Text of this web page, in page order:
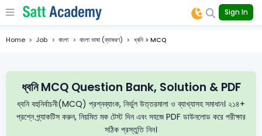
Sign In
Home Job বাংলা বাংলা ভাষা (ব্যাকরণ) ধ্বনি > MCQ
ধ্বনি MCQ Question Bank, Solution & PDF
ধ্বনি বহুনির্বাচনী(MCQ) প্রশ্নব্যাংক, নির্ভুল উত্তরমালা ও ব্যাখ্যাসহ সমাধান। ২১৪+
প্রশ্নে প্র্যাকটিস করুন, নিয়মিত মক টেস্ট দিন এবং সহজে PDF ডাউনলোড করে পরীক্ষার
সঠিক প্রস্তুতি নিন।